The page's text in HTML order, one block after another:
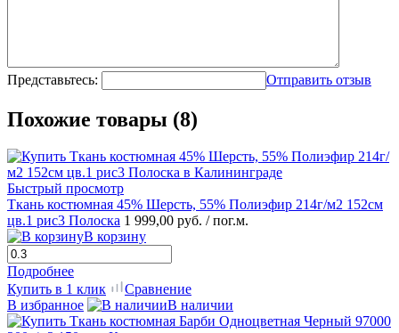
Представьтесь: Отправить отзыв
Похожие товары (8)
Быстрый просмотр
Ткань костюмная 45% Шерсть, 55% Полиэфир 214г/м2 152см
цв.1 рис3 Полоска 1 999,00 руб. / пог.м.
В корзину
Подробнее
Купить в 1 клик
Сравнение
В избранное
В наличии